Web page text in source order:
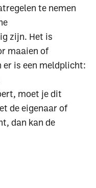
te nemen
zijn. Het is
maaien of
er is een meldplicht:
moet je dit
de eigenaar of
dan kan de